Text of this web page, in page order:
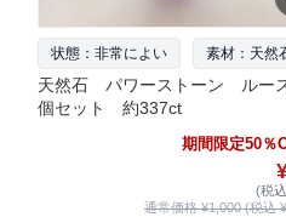
状態：非常によい 素材：天然
天然石 パワーストーン ル
個セット 約337ct
期間限定50％
(税
通常価格 ¥1,000 (税込